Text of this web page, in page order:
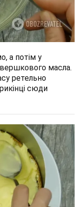
а потім у
масла.
ретельно
сюди